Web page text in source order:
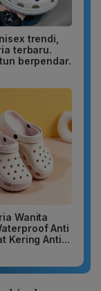
trendi,
terbaru.
berpendar.
Wanita
Anti
Kering Anti...